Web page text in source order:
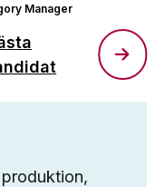
Manager